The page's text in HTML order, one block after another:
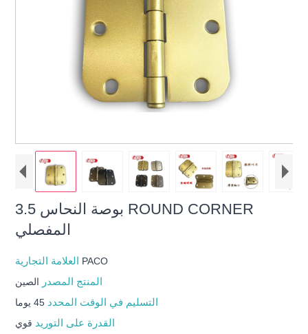
3.5 بوصة النحاس ROUND CORNER
المفصلي
PACO
المنتج المصدر الصين
التسليم في الوقت المحدد 45 يوما
القدرة على التوريد قوي